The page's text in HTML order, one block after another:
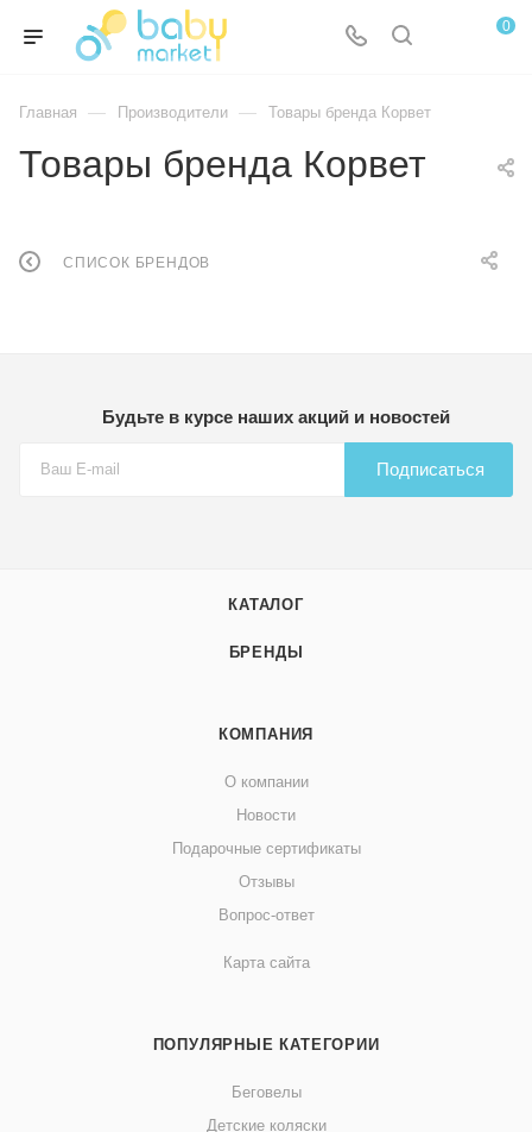
0
Главная — Производители — Товары бренда Корвет
Товары бренда Корвет
СПИСОК БРЕНДОВ
Будьте в курсе наших акций и новостей
Подписаться
КАТАЛОГ
БРЕНДЫ
КОМПАНИЯ
О компании
Новости
Подарочные сертификаты
Отзывы
Вопрос-ответ
Карта сайта
ПОПУЛЯРНЫЕ КАТЕГОРИИ
Беговелы
Детские коляски